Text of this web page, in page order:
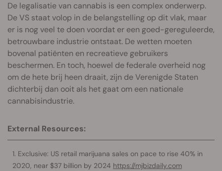
De legalisatie van cannabis is een complex onderwerp.
De VS staat volop in de belangstelling op dit vlak, maar
er is nog veel te doen voordat er een goed-gereguleerde,
betrouwbare industrie ontstaat. De wetten moeten
bovenal patiënten en recreatieve gebruikers
beschermen. En toch, hoewel de federale overheid nog
om de hete brij heen draait, zijn de Verenigde Staten
dichterbij dan ooit als het gaat om een nationale
cannabisindustrie.
External Resources:
Exclusive: US retail marijuana sales on pace to rise 40% in
2020, near $37 billion by 2024 https://mjbizdaily.com